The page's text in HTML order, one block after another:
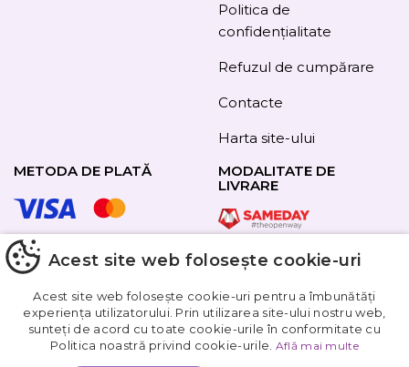
Politica de
confidențialitate
Refuzul de cumpărare
Contacte
Harta site-ului
METODA DE PLATĂ
URMAȚI-NE
MODALITATE DE
LIVRARE
Acest site web folosește cookie-uri
Acest site web folosește cookie-uri pentru a îmbunătăți
experiența utilizatorului. Prin utilizarea site-ului nostru web,
sunteți de acord cu toate cookie-urile în conformitate cu
Politica noastră privind cookie-urile. Află mai multe
Obțineți